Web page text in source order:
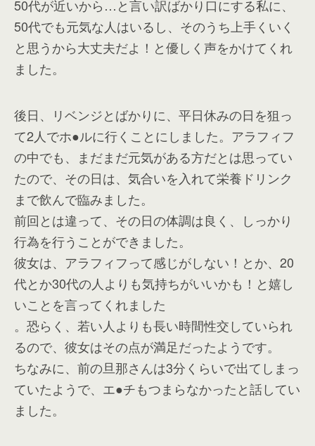
50代が近いから…と言い訳ばかり口にする私に、
50代でも元気な人はいるし、そのうち上手くいく
と思うから大丈夫だよ！と優しく声をかけてくれ
ました。
後日、リベンジとばかりに、平日休みの日を狙っ
て2人でホ●ルに行くことにしました。アラフィフ
の中でも、まだまだ元気がある方だとは思ってい
たので、その日は、気合いを入れて栄養ドリンク
まで飲んで臨みました。
前回とは違って、その日の体調は良く、しっかり
行為を行うことができました。
彼女は、アラフィフって感じがしない！とか、20
代とか30代の人よりも気持ちがいいかも！と嬉し
いことを言ってくれました
。恐らく、若い人よりも長い時間性交していられ
るので、彼女はその点が満足だったようです。
ちなみに、前の旦那さんは3分くらいで出てしまっ
ていたようで、エ●チもつまらなかったと話してい
ました。